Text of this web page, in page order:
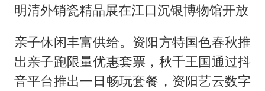
明清外销瓷精品展在江口沉银博物馆开放
亲子休闲丰富供给。资阳方特国色春秋推
出亲子跑限量优惠套票，秋千王国通过抖
音平台推出一日畅玩套餐，资阳艺云数字